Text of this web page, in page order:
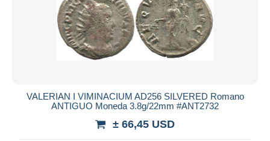
VALERIAN I VIMINACIUM AD256 SILVERED Romano
ANTIGUO Moneda 3.8g/22mm #ANT2732
± 66,45 USD